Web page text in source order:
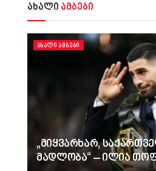
ახალი ამბები
ᲐᲮᲐᲚᲘ ᲐᲛᲑᲔᲑᲘ
„მიყვარხარ,
მადლობა“ – ილია